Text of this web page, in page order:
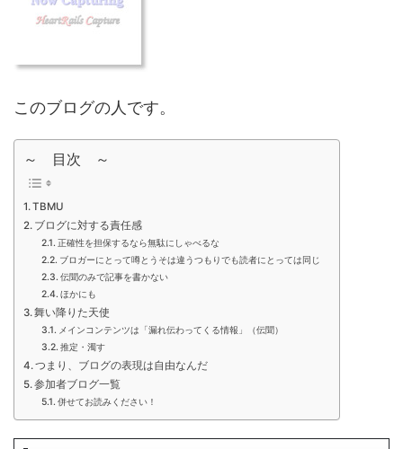
このブログの人です。
～ 目次 ～
TBMU
ブログに対する責任感
正確性を担保するなら無駄にしゃべるな
ブロガーにとって噂とうそは違うつもりでも読者にとっては同じ
伝聞のみで記事を書かない
ほかにも
舞い降りた天使
メインコンテンツは「漏れ伝わってくる情報」（伝聞）
推定・濁す
つまり、ブログの表現は自由なんだ
参加者ブログ一覧
併せてお読みください！